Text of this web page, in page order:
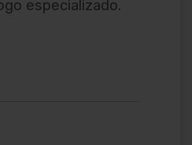
especializado.